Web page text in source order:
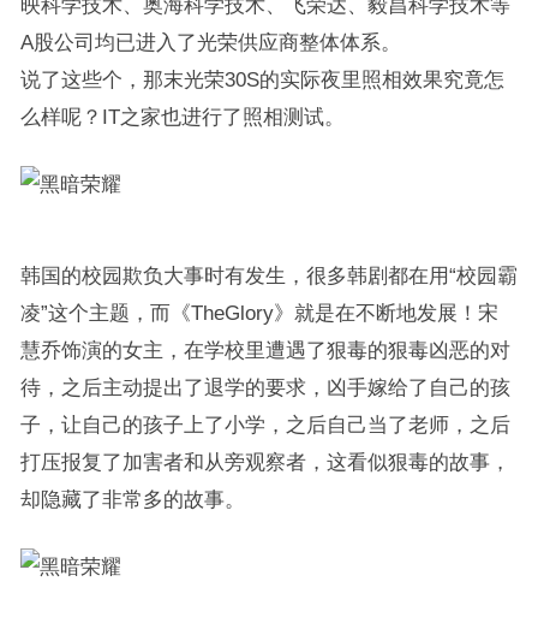
映科学技术、奥海科学技术、飞荣达、毅昌科学技术等
A股公司均已进入了光荣供应商整体体系。
说了这些个，那末光荣30S的实际夜里照相效果究竟怎
么样呢？IT之家也进行了照相测试。
韩国的校园欺负大事时有发生，很多韩剧都在用“校园霸
凌”这个主题，而《TheGlory》就是在不断地发展！宋
慧乔饰演的女主，在学校里遭遇了狠毒的狠毒凶恶的对
待，之后主动提出了退学的要求，凶手嫁给了自己的孩
子，让自己的孩子上了小学，之后自己当了老师，之后
打压报复了加害者和从旁观察者，这看似狠毒的故事，
却隐藏了非常多的故事。